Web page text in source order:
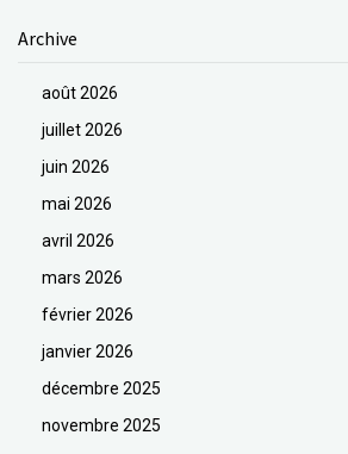
Archive
août 2026
juillet 2026
juin 2026
mai 2026
avril 2026
mars 2026
février 2026
janvier 2026
décembre 2025
novembre 2025